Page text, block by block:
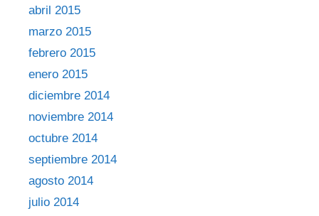
abril 2015
marzo 2015
febrero 2015
enero 2015
diciembre 2014
noviembre 2014
octubre 2014
septiembre 2014
agosto 2014
julio 2014